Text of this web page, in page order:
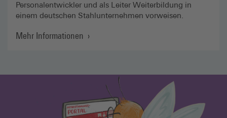
Personalentwickler und als Leiter Weiterbildung in
einem deutschen Stahlunternehmen vorweisen.
Mehr Informationen